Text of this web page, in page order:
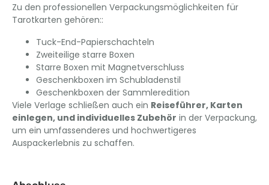
Zu den professionellen Verpackungsmöglichkeiten für
Tarotkarten gehören::
Tuck-End-Papierschachteln
Zweiteilige starre Boxen
Starre Boxen mit Magnetverschluss
Geschenkboxen im Schubladenstil
Geschenkboxen der Sammleredition
Viele Verlage schließen auch ein Reiseführer, Karten
einlegen, und individuelles Zubehör in der Verpackung,
um ein umfassenderes und hochwertigeres
Auspackerlebnis zu schaffen.